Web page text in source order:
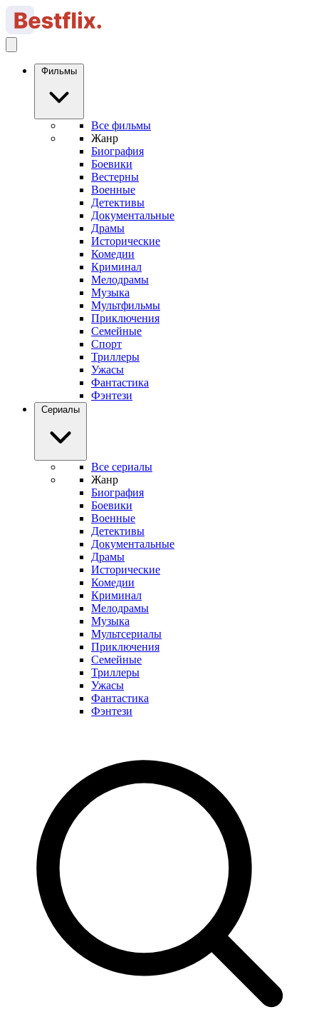
Фильмы
Все фильмы
Жанр
Биография
Боевики
Вестерны
Военные
Детективы
Документальные
Драмы
Исторические
Комедии
Криминал
Мелодрамы
Музыка
Мультфильмы
Приключения
Семейные
Спорт
Триллеры
Ужасы
Фантастика
Фэнтези
Сериалы
Все сериалы
Жанр
Биография
Боевики
Военные
Детективы
Документальные
Драмы
Исторические
Комедии
Криминал
Мелодрамы
Музыка
Мультсериалы
Приключения
Семейные
Триллеры
Ужасы
Фантастика
Фэнтези